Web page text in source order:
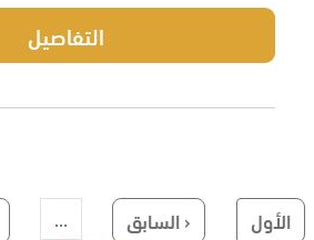
التفاصيل
First page
الأول Previous page
‹ السابق …